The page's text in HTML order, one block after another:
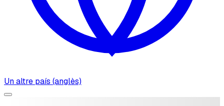
Un altre país (anglès)